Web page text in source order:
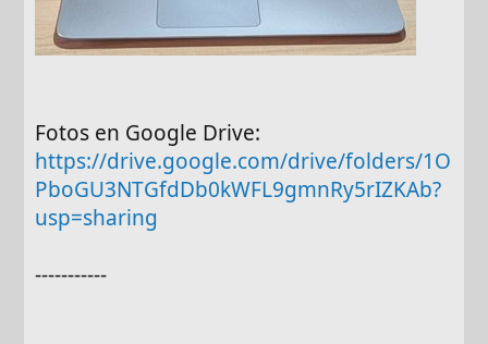
Fotos en Google Drive:
https://drive.google.com/drive/folders/1O
PboGU3NTGfdDb0kWFL9gmnRy5rIZKAb?
usp=sharing
-----------